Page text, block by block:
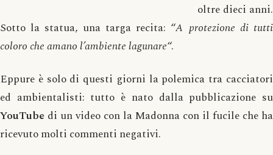
oltre dieci anni.
Sotto la statua, una targa recita: “A protezione di tutti
coloro che amano l’ambiente lagunare“.
Eppure è solo di questi giorni la polemica tra cacciatori
ed ambientalisti: tutto è nato dalla pubblicazione su
YouTube di un video con la Madonna con il fucile che ha
ricevuto molti commenti negativi.